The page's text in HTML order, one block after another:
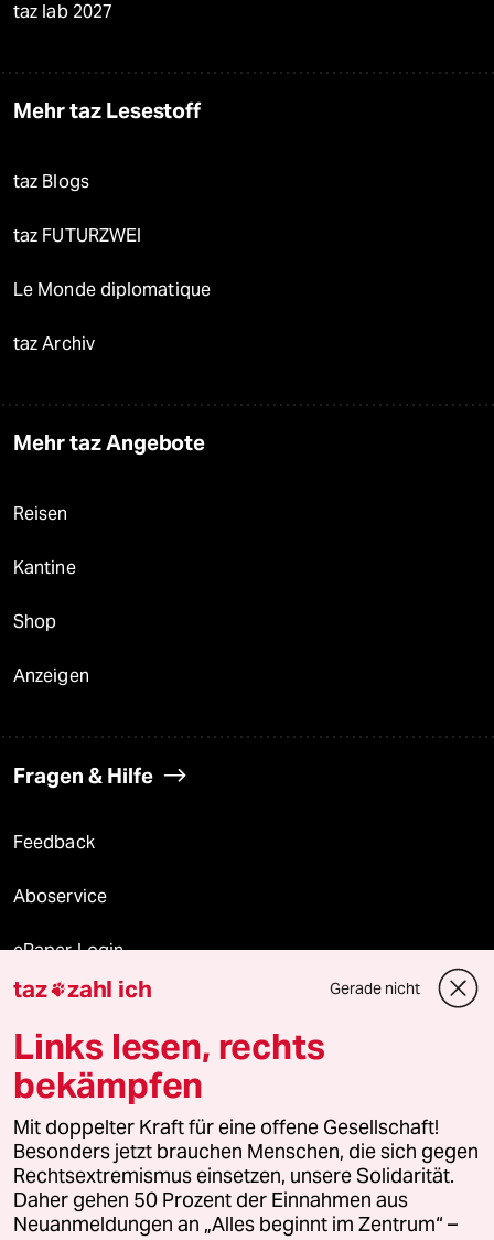
taz lab 2027
Mehr taz Lesestoff
taz Blogs
taz FUTURZWEI
Le Monde diplomatique
taz Archiv
Mehr taz Angebote
Reisen
Kantine
Shop
Anzeigen
Fragen & Hilfe
Feedback
Aboservice
ePaper Login
Downloads für Abonnierende
© 2026 taz Verlags und Vertriebs GmbH
Alle Rechte vorbehalten. Bei rechtlichen Fragen oder für Genehmigungen
wenden Sie sich bitte an lizenzen@taz.de
Feedback Redaktionsstatut Kommune-Richtlinien
taz zahl ich Gerade nicht
Links lesen, rechts
bekämpfen
Mit doppelter Kraft für eine offene Gesellschaft!
Besonders jetzt brauchen Menschen, die sich gegen
Rechtsextremismus einsetzen, unsere Solidarität.
Daher gehen 50 Prozent der Einnahmen aus
Neuanmeldungen an „Alles beginnt im Zentrum“ –